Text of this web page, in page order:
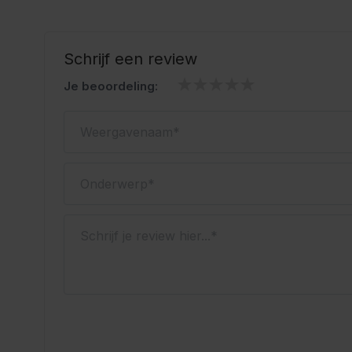
Schrijf een review
Je beoordeling: